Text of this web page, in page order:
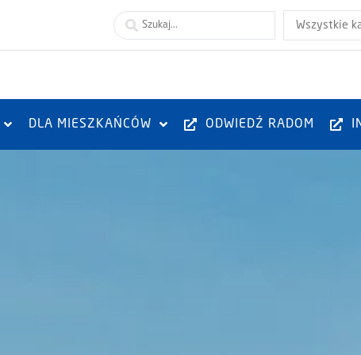
Wszystkie
DLA MIESZKAŃCÓW ODWIEDŹ RADOM